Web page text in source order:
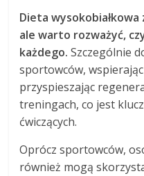
Dieta
ale warto rozważyć,
każdego. Szczególnie
sportowców,
przyspieszając
treningach, co jest
ćwiczących.
Oprócz sportowców,
również mogą